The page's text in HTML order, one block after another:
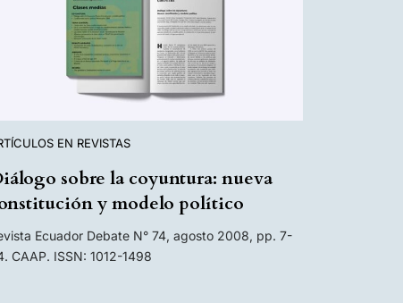
EN REVISTAS
sobre la coyuntura: nueva
y modelo político
Ecuador Debate N° 74, agosto 2008, pp. 7-
CAAP. ISSN: 1012-1498